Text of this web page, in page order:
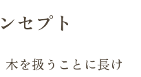
セプト
を扱うことに長け